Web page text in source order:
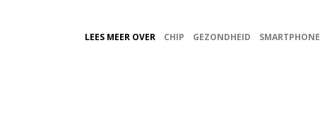
LEES MEER OVER CHIP GEZONDHEID SMARTPHONE